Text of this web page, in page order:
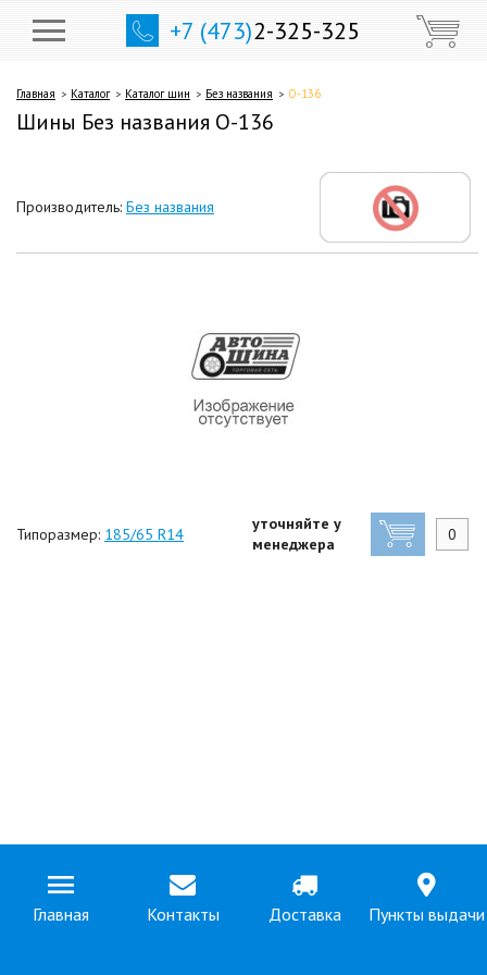
+7 (473)2-325-325
Главная Каталог Каталог шин Без названия О-136
Шины Без названия О-136
Производитель: Без названия
Типоразмер: 185/65 R14
уточняйте у
менеджера
Главная Контакты Доставка Пункты выдачи